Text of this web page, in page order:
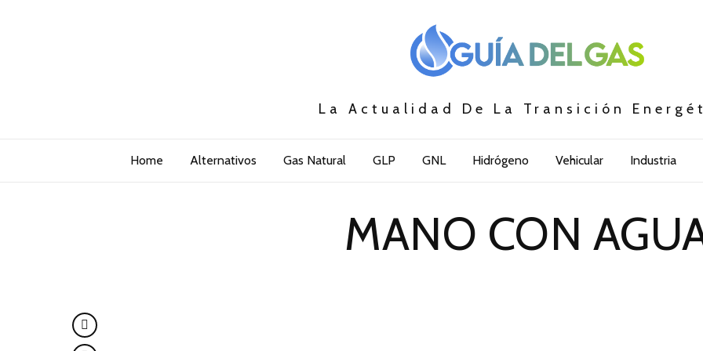
La Actualidad De La Transición
Home Alternativos Gas Natural GLP GNL Hidrógeno Vehicular Industria
MANO CON